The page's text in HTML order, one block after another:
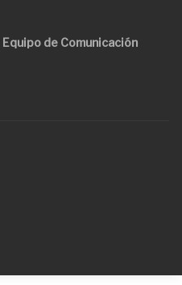
Equipo de Comunicación